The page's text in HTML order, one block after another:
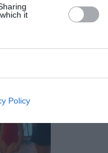
it
Policy